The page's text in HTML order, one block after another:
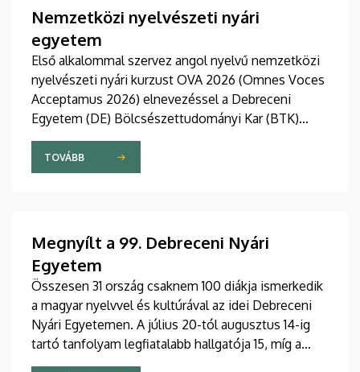
terén.
Nemzetközi nyelvészeti nyári
egyetem
Első alkalommal szervez angol nyelvű nemzetközi
nyelvészeti nyári kurzust OVA 2026 (Omnes Voces
Acceptamus 2026) elnevezéssel a Debreceni
Egyetem (DE) Bölcsészettudományi Kar (BTK)
Angol-Amerikai Intézet Angol Nyelvészeti
Tanszéke. A 2026. július 27 - augusztus 7. közötti
eseményre csaknem tíz ország mintegy száz
bővítse nyelvészeti ismereteit.
TOVÁBB
Megnyílt a 99. Debreceni Nyári
Egyetem
Összesen 31 ország csaknem 100 diákja ismerkedik
a magyar nyelvvel és kultúrával az idei Debreceni
Nyári Egyetemen. A július 20-tól augusztus 14-ig
tartó tanfolyam legfiatalabb hallgatója 15, míg a
legidősebb 80 éves. Az Egyetemi Templomban